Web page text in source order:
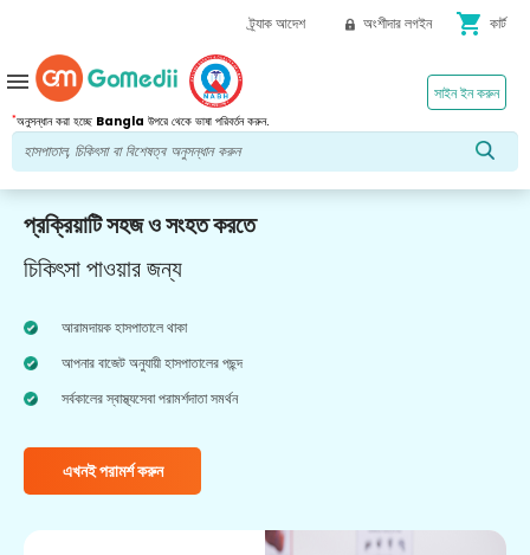
ট্র্যাক আদেশ অংশীদার লগইন shopping_cart কার্ট
*অনুসন্ধান করা হচ্ছে Bangla উপরে থেকে ভাষা পরিবর্তন করুন.
সাইন ইন করুন
menu
প্রক্রিয়াটি সহজ ও সংহত করতে
চিকিৎসা পাওয়ার জন্য
আরামদায়ক হাসপাতালে থাকা
আপনার বাজেট অনুযায়ী হাসপাতালের পছন্দ
সর্বকালের স্বাস্থ্যসেবা পরামর্শদাতা সমর্থন
এখনই পরামর্শ করুন